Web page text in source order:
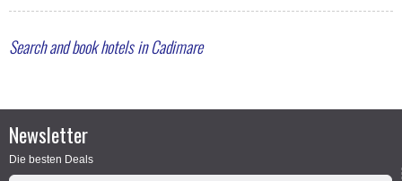
Search and book hotels in Cadimare
Newsletter
Die besten Deals